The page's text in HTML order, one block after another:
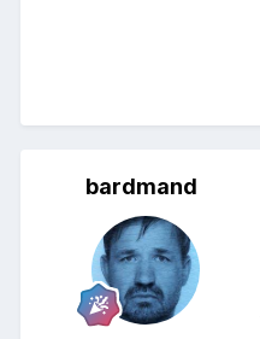
bardmand